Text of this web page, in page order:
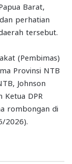
Barat,
perhatian
tersebut.
(Pembimas)
Provinsi NTB
Johnson
Ketua DPR
rombongan di
2026).